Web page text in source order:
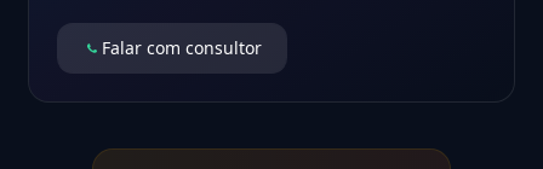
Falar com consultor